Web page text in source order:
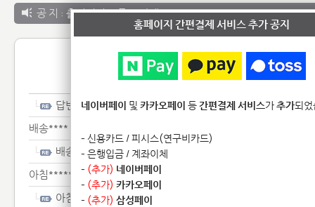
공 지 : 출력서비스 종료 안내
1:1 문
답변************************
배송****
배송****
아침**********
아침**********
홈페이지 간편결제 서비스 추가 공지
네이버페이 및 카카오페이 등간편결제 서비스가추가되
- 신용카드 / 피시스(연구비카드)
- 은행입금 / 계좌이체
- (추가) 네이버페이
- (추가) 카카오페이
- (추가) 삼성페이